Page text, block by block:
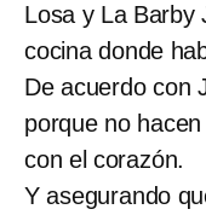
Losa y La Barby
cocina donde
De acuerdo con
porque no
con el corazón.
Y asegurando